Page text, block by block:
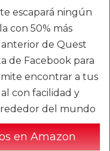
escapará ningún
con 50% más
de Quest
de Facebook para
encontrar a tus
con facilidad y
del mundo
en Amazon